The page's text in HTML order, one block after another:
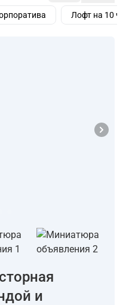
Лофт на 10
и